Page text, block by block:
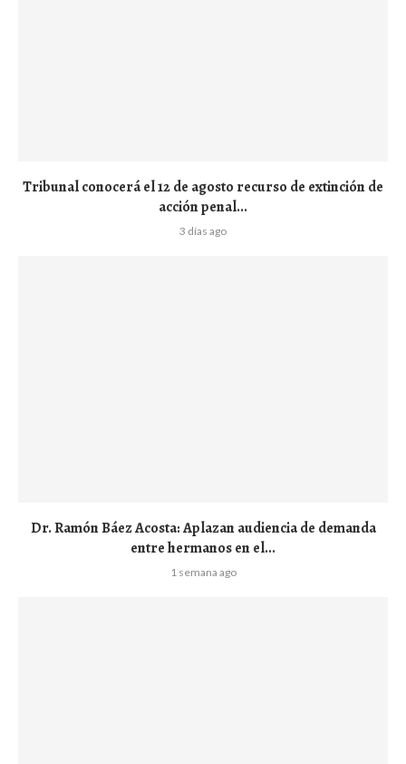
Tribunal conocerá el 12 de agosto recurso de extinción de
acción penal...
3 días ago
Dr. Ramón Báez Acosta: Aplazan audiencia de demanda
entre hermanos en el...
1 semana ago